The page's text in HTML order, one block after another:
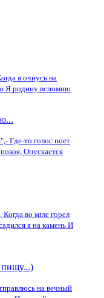
я очнусь на
Я родину вспомню
Где-то голос поет
Опускается
во мгле горел
я на камень И
на вечный